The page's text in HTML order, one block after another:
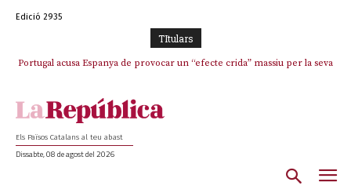
Edició 2935
TItulars
Portugal acusa Espanya de provocar un “efecte crida” massiu per la seva
Els Països Catalans al teu abast
Dissabte, 08 de agost del 2026